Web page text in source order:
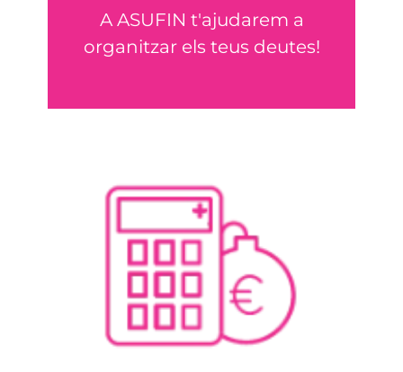
A ASUFIN t'ajudarem a
organitzar els teus deutes!
Recuperar els diners
RECLAMA